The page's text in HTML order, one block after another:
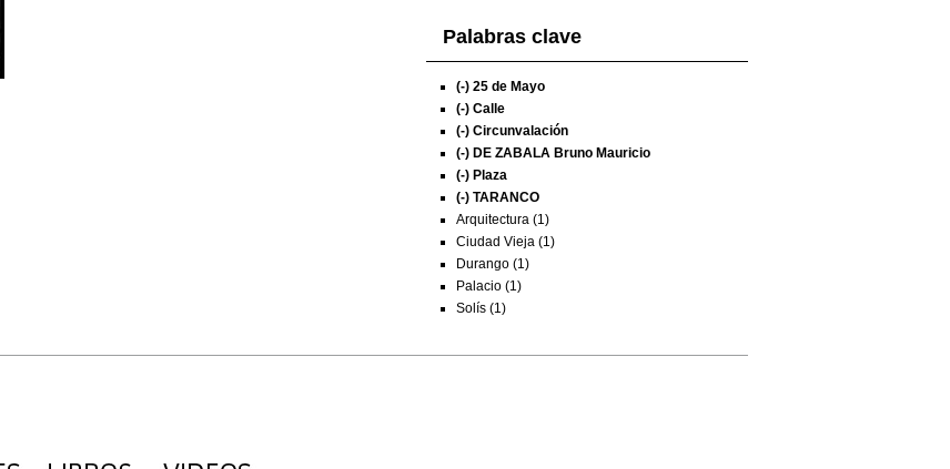
Palabras clave
(-) 25 de Mayo
(-) Calle
(-) Circunvalación
(-) DE ZABALA Bruno Mauricio
(-) Plaza
(-) TARANCO
Arquitectura (1)
Ciudad Vieja (1)
Durango (1)
Palacio (1)
Solís (1)